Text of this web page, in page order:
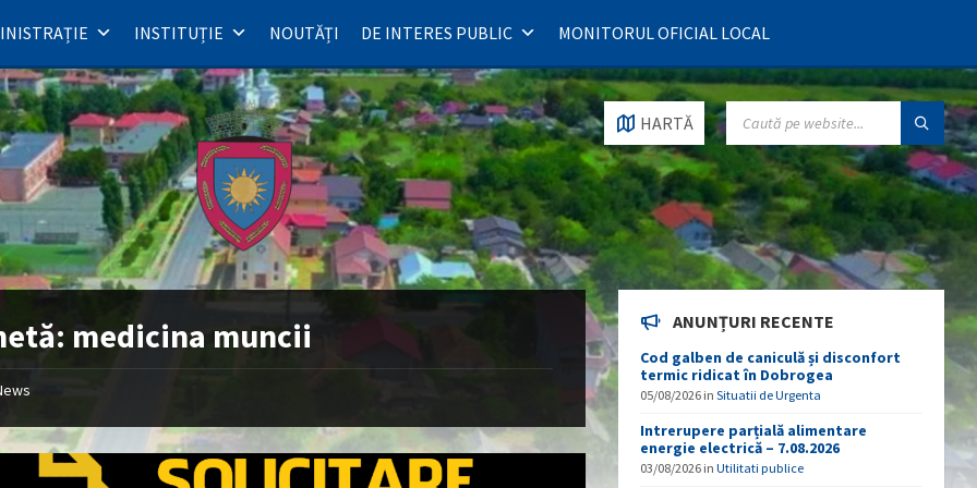
INSTITUȚIE NOUTĂȚI DE INTERES PUBLIC MONITORUL OFICIAL LOCAL
HARTĂ
SEARCH:
medicina muncii ANUNȚURI RECENTE
Cod galben de caniculă și disconfort
termic ridicat în Dobrogea
05/08/2026 inSituatii de Urgenta
Intrerupere parțială alimentare
energie electrică – 7.08.2026
03/08/2026 inUtilitati publice